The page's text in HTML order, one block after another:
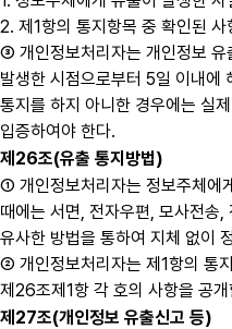
2. 제1항의 통지항목 중 확인된 사
③ 개인정보처리자는 개인정보 유
발생한 시점으로부터 5일 이내에
통지를 하지 아니한 경우에는 실
입증하여야 한다.
제26조(유출 통지방법)
① 개인정보처리자는 정보주체에
때에는 서면, 전자우편, 모사전송
유사한 방법을 통하여 지체 없이
② 개인정보처리자는 제1항의 통
제26조제1항 각 호의 사항을 공
제27조(개인정보 유출신고 등)